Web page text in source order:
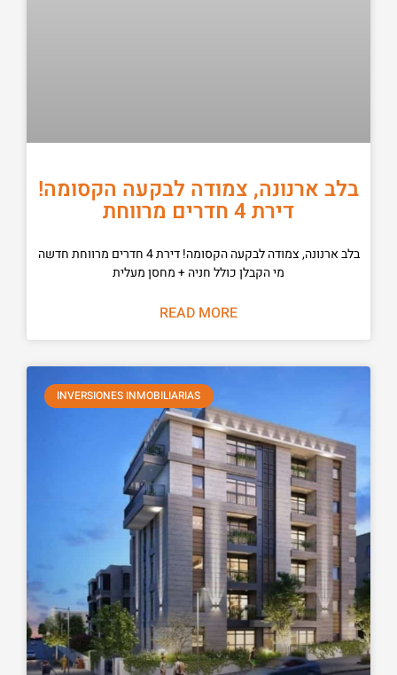
בלב ארנונה, צמודה לבקעה הקסומה!
דירת 4 חדרים מרווחת
בלב ארנונה, צמודה לבקעה הקסומה! דירת 4 חדרים מרווחת חדשה
מי הקבלן כולל חניה + מחסן מעלית
READ MORE
INVERSIONES INMOBILIARIAS